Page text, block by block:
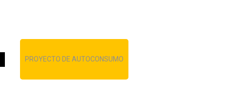
PROYECTO DE AUTOCONSUMO